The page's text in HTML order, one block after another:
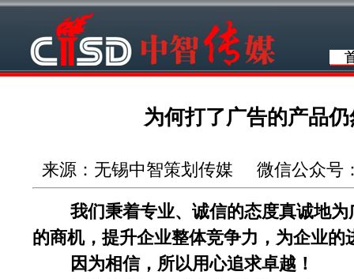
为何打了广告的产品
来源：无锡中智策划传媒 微信公众号
我们秉着专业、诚信的态度真诚地为
的商机，提升企业整体竞争力，为企业
因为相信，所以用心追求卓越！